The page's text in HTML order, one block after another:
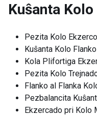
Kuŝanta
Pezita Kolo Ekzerco
Kuŝanta Kolo
Kola Plifortiga
Pezita Kolo
Flanko al Flanka
Pezbalancita
Ekzercado pri Kolo